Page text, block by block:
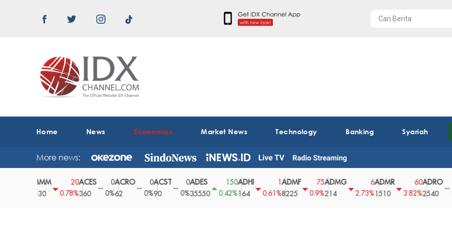
Home News Economics Market News Technology Banking Syariah
More news:
0.78%
ACES
360
0
0%
ACRO
0ACST
0
0%
ADES
35550
150
0.42%
ADHI
164
0.61%
ADMF
8225
75
0.9%
ADMG
214
2.73%
ADMR
1510
3.82%
ADRO
2540
0
0%